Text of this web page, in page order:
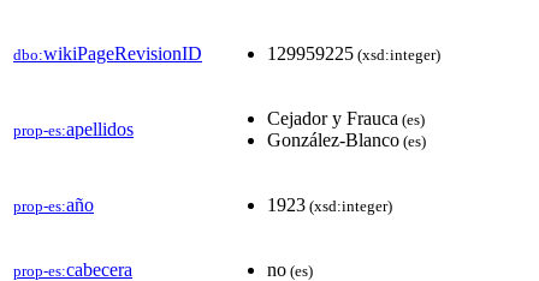
dbo:wikiPageRevisionID 129959225 (xsd:integer)
prop-es:apellidos
Cejador y Frauca (es)
González-Blanco (es)
prop-es:año 1923 (xsd:integer)
prop-es:cabecera no (es)